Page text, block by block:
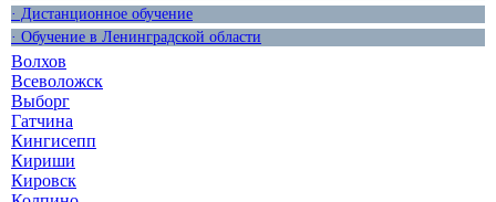
· Дистанционное обучение
· Обучение в Ленинградской области
Волхов
Всеволожск
Выборг
Гатчина
Кингисепп
Кириши
Кировск